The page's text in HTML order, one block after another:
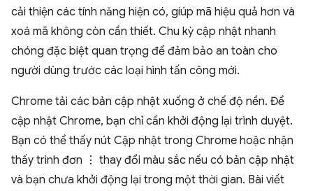
cải thiện các tính năng hiện có, giúp mã hiệu quả hơn và
xoá mã không còn cần thiết. Chu kỳ cập nhật nhanh
chóng đặc biệt quan trọng để đảm bảo an toàn cho
người dùng trước các loại hình tấn công mới.
Chrome tải các bản cập nhật xuống ở chế độ nền. Để
cập nhật Chrome, bạn chỉ cần khởi động lại trình duyệt.
Bạn có thể thấy nút Cập nhật trong Chrome hoặc nhận
thấy trình đơn ⋮ thay đổi màu sắc nếu có bản cập nhật
và bạn chưa khởi động lại trong một thời gian. Bài viết